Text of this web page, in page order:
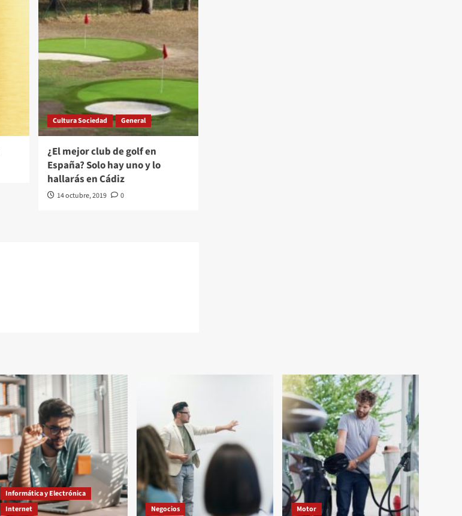
Cultura Sociedad General
¿El mejor club de golf en
España? Solo hay uno y lo
hallarás en Cádiz
14 octubre, 2019 0
Informática y Electrónica
Internet
Negocios Motor